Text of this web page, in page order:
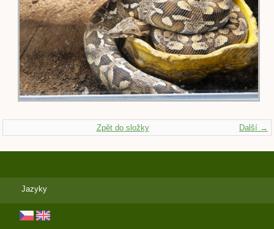
Další →
Zpět do složky
Jazyky